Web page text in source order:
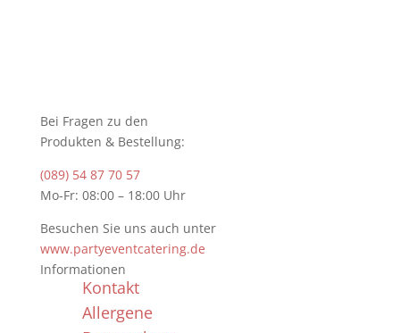
Bei Fragen zu den
Produkten & Bestellung:
(089) 54 87 70 57
Mo-Fr: 08:00 – 18:00 Uhr
Besuchen Sie uns auch unter
www.partyeventcatering.de
Informationen
Kontakt
Allergene